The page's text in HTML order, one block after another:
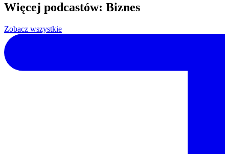
Więcej podcastów: Biznes
Zobacz wszystkie